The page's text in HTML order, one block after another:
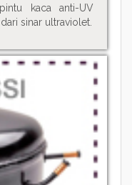
kaca anti-UV
sinar ultraviolet.